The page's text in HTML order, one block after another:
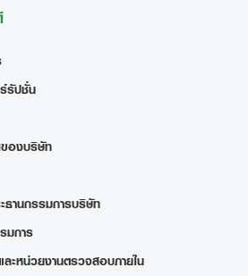
รัปชั่น
องบริษัท
ธานกรรมการบริษัท
มการ
ะหน่วยงานตรวจสอบภายใน